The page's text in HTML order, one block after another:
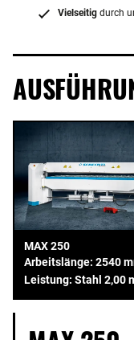
Vielseitig durch
MAX 250
Arbeitslänge: 2540
Leistung: Stahl 2,00